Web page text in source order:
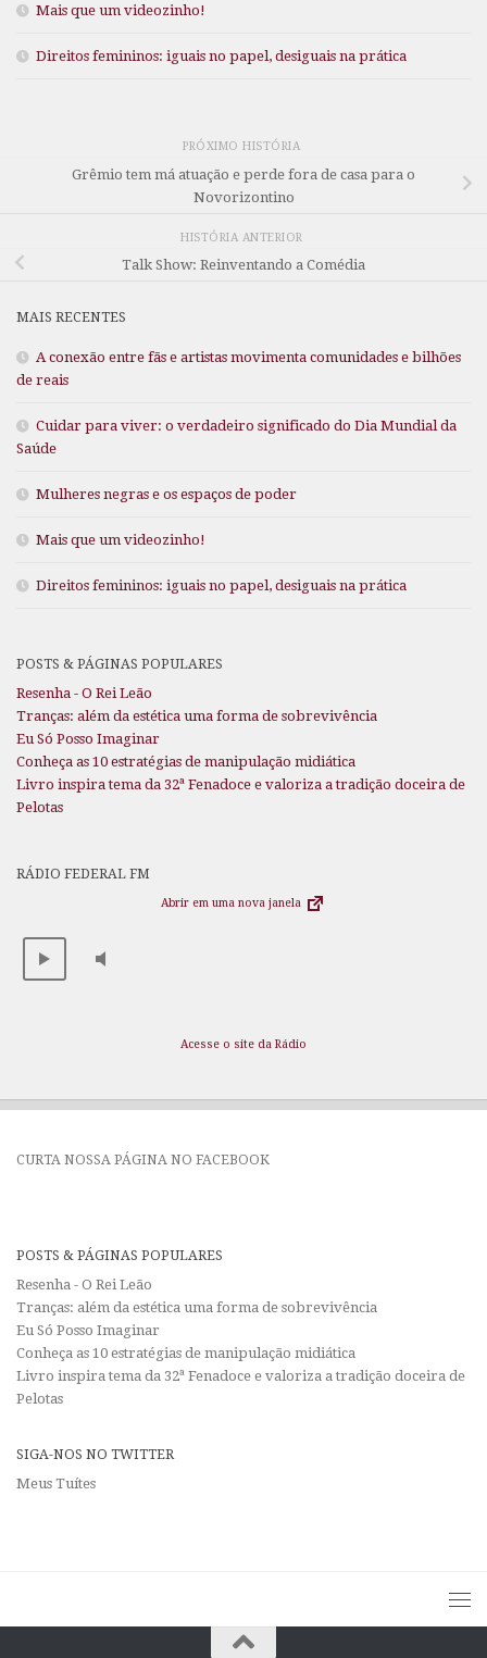
Mais que um videozinho!
Direitos femininos: iguais no papel, desiguais na prática
PRÓXIMO HISTÓRIA
Grêmio tem má atuação e perde fora de casa para o
Novorizontino
HISTÓRIA ANTERIOR
Talk Show: Reinventando a Comédia
MAIS RECENTES
A conexão entre fãs e artistas movimenta comunidades e bilhões
de reais
Cuidar para viver: o verdadeiro significado do Dia Mundial da
Saúde
Mulheres negras e os espaços de poder
Mais que um videozinho!
Direitos femininos: iguais no papel, desiguais na prática
POSTS & PÁGINAS POPULARES
Resenha - O Rei Leão
Tranças: além da estética uma forma de sobrevivência
Eu Só Posso Imaginar
Conheça as 10 estratégias de manipulação midiática
Livro inspira tema da 32ª Fenadoce e valoriza a tradição doceira de
Pelotas
RÁDIO FEDERAL FM
Abrir em uma nova janela
Acesse o site da Rádio
CURTA NOSSA PÁGINA NO FACEBOOK
POSTS & PÁGINAS POPULARES
Resenha - O Rei Leão
Tranças: além da estética uma forma de sobrevivência
Eu Só Posso Imaginar
Conheça as 10 estratégias de manipulação midiática
Livro inspira tema da 32ª Fenadoce e valoriza a tradição doceira de
Pelotas
SIGA-NOS NO TWITTER
Meus Tuítes